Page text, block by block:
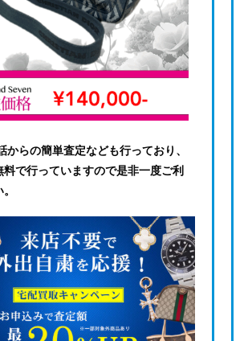
からの簡単査定なども行っており、
料で行っていますので是非一度ご利